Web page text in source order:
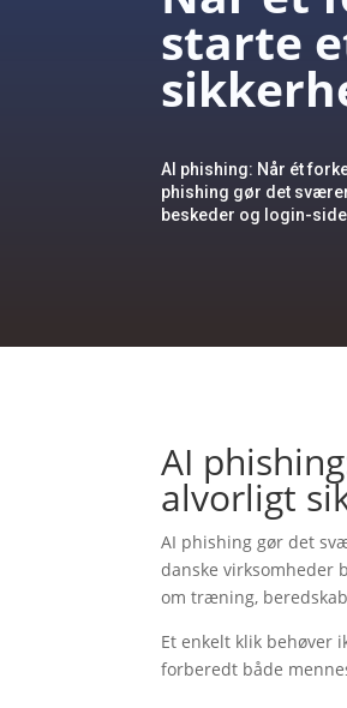
starte
AI phishing: Når ét
phishing gør det
beskeder og login-
AI
alvorligt
AI phishing gør det
danske virksomheder
om træning,
Et enkelt klik behøver
forberedt både